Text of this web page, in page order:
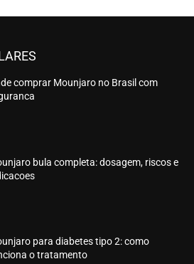
comprar Mounjaro no Brasil com
bula completa: dosagem, riscos e
para diabetes tipo 2: como
o tratamento